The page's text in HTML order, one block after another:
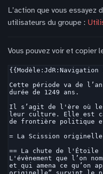
L’action que vous essayez
utilisateurs du groupe :
Vous pouvez voir et copier